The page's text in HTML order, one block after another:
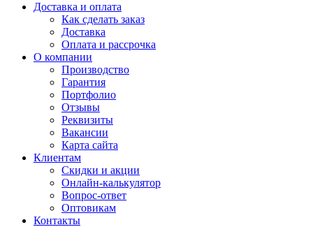
Доставка и оплата
Как сделать заказ
Доставка
Оплата и рассрочка
О компании
Производство
Гарантия
Портфолио
Отзывы
Реквизиты
Вакансии
Карта сайта
Клиентам
Скидки и акции
Онлайн-калькулятор
Вопрос-ответ
Оптовикам
Контакты